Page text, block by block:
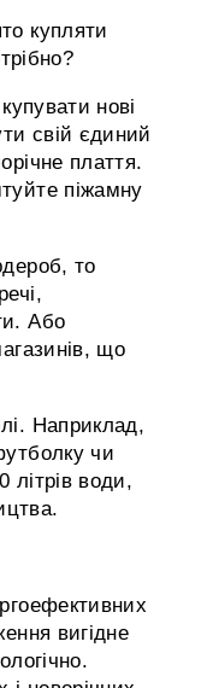
купляти
нові
свій єдиний
плаття.
піжамну
то
Або
що
Наприклад,
чи
літрів води,
вигідне